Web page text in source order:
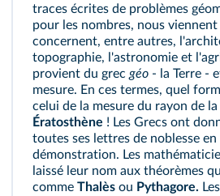
traces écrites de problèmes
pour les nombres, nous
concernent, entre autres,
topographie, l'astronomie et
provient du grec géo - la Terre -
mesure. En ces termes, quel
celui de la mesure du rayon de la
Ératosthène ! Les Grecs ont
toutes ses lettres de noblesse
démonstration. Les
laissé leur nom aux théorèmes
comme Thalès ou Pythagore.